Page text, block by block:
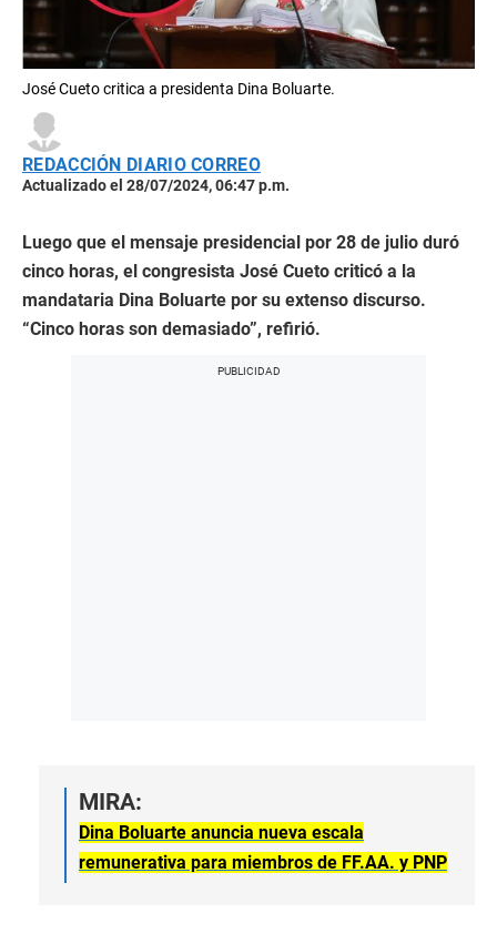
José Cueto critica a presidenta Dina Boluarte.
REDACCIÓN DIARIO CORREO
Actualizado el 28/07/2024, 06:47 p.m.
Luego que el mensaje presidencial por 28 de julio duró
cinco horas, el congresista José Cueto criticó a la
mandataria Dina Boluarte por su extenso discurso.
“Cinco horas son demasiado”, refirió.
MIRA:
Dina Boluarte anuncia nueva escala
remunerativa para miembros de FF.AA. y PNP